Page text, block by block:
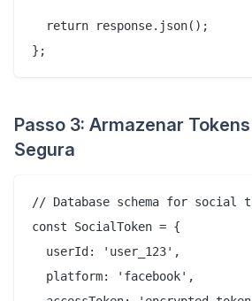
  return response.json();
Passo 3: Armazenar
Segura
// Database schema for social
const SocialToken = {
  userId: 'user_123',
  platform: 'facebook',